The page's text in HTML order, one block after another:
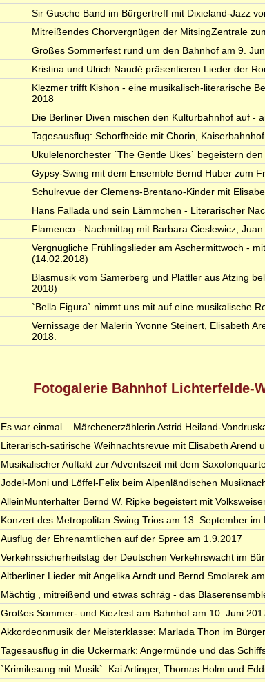
Sir Gusche Band im Bürgertreff mit Dixieland-Jazz
Mitreißendes Chorvergnügen der MitsingZentrale
Großes Sommerfest rund um den Bahnhof am 9.
Kristina und Ulrich Naudé präsentieren Lieder der
Klezmer trifft Kishon - eine musikalisch-literarische
2018
Die Berliner Diven mischen den Kulturbahnhof auf -
Tagesausflug: Schorfheide mit Chorin,
Ukulelenorchester ´The Gentle Ukes` begeistern
Gypsy-Swing mit dem Ensemble Bernd Huber zum
Schulrevue der Clemens-Brentano-Kinder mit
Hans Fallada und sein Lämmchen - Literarischer
Flamenco - Nachmittag mit Barbara Cieslewicz,
Vergnügliche Frühlingslieder am Aschermittwoch -
(14.02.2018)
Blasmusik vom Samerberg und Plattler aus Atzing
2018)
`Bella Figura` nimmt uns mit auf eine musikalische
Vernissage der Malerin Yvonne Steinert, Elisabeth
2018.
Fotogalerie Bahnhof Lichterfelde-
Es war einmal... Märchenerzählerin Astrid Heiland-
Literarisch-satirische Weihnachtsrevue mit Elisabeth Arend
Musikalischer Auftakt zur Adventszeit mit dem
Jodel-Moni und Löffel-Felix beim Alpenländischen
AlleinMunterhalter Bernd W. Ripke begeistert mit
Konzert des Metropolitan Swing Trios am 13. September im
Ausflug der Ehrenamtlichen auf der Spree am 1.9.2017
Verkehrssicherheitstag der Deutschen Verkehrswacht im
Altberliner Lieder mit Angelika Arndt und Bernd Smolarek
Mächtig , mitreißend und etwas schräg - das
Großes Sommer- und Kiezfest am Bahnhof am 10. Juni
Akkordeonmusik der Meisterklasse: Marlada Thon im
Tagesausflug in die Uckermark: Angermünde und das
`Krimilesung mit Musik`: Kai Artinger, Thomas Holm und